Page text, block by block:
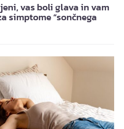
vas boli glava in vam
simptome “sončnega